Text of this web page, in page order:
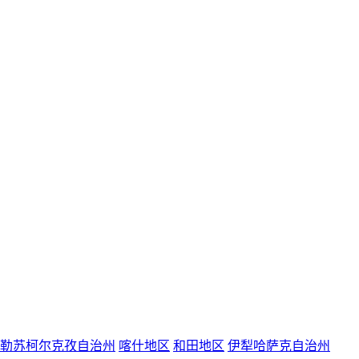
苏柯尔克孜自治州 喀什地区 和田地区 伊犁哈萨克自治州